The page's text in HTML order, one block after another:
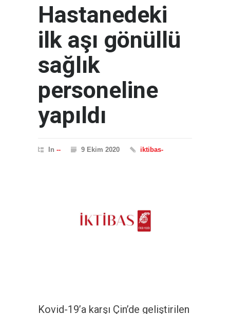
Hastanedeki
ilk aşı gönüllü
sağlık
personeline
yapıldı
In -- 9 Ekim 2020 iktibas-
Kovid-19’a karşı Çin’de geliştirilen